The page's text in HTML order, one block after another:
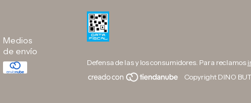
Medios
de envío
Defensa de las y los consumidores. Para reclamos
Copyright DINO